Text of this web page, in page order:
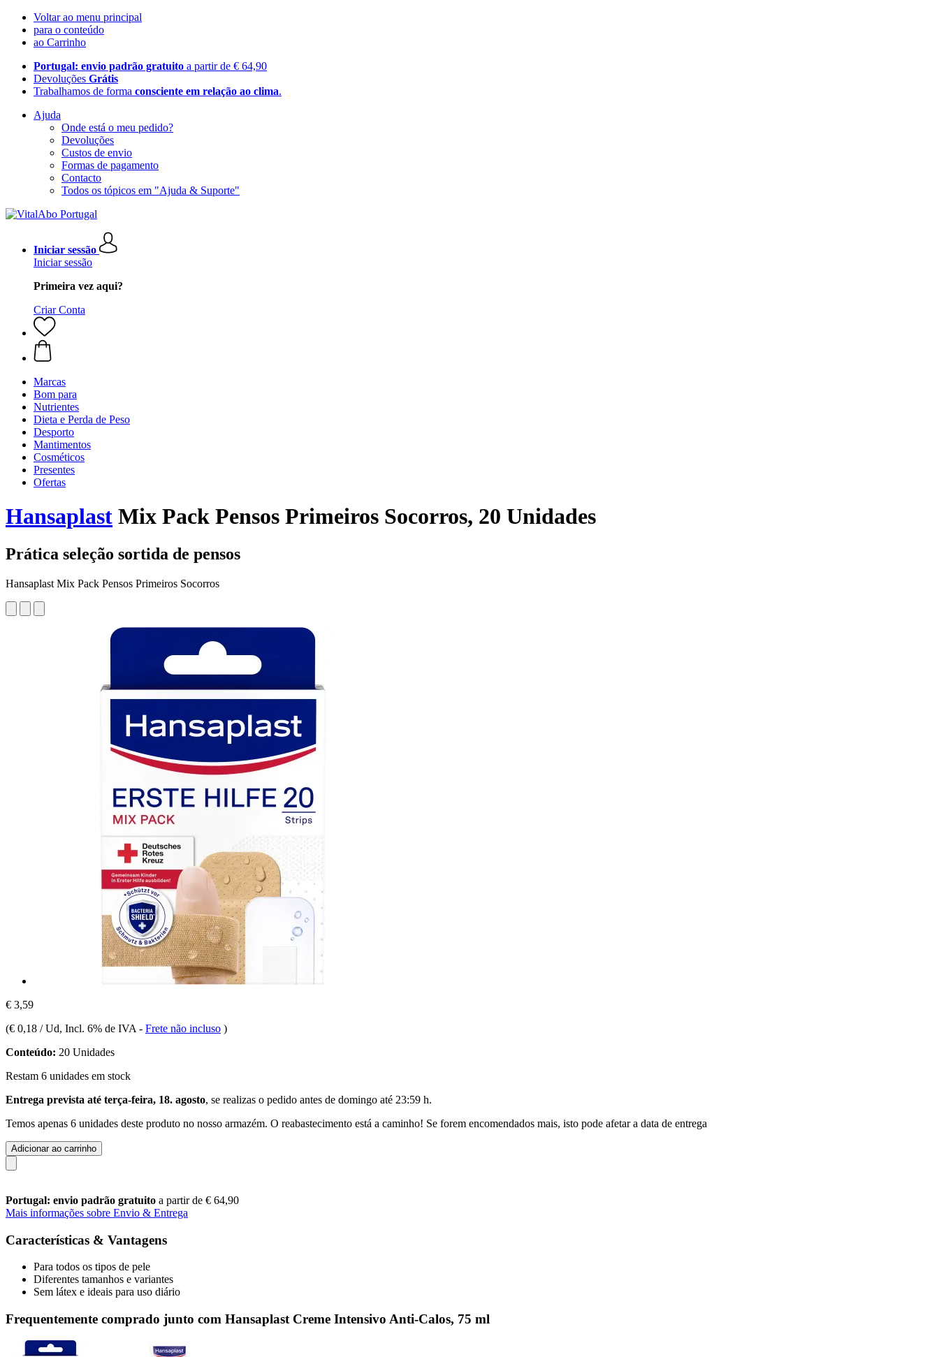
Voltar ao menu principal
para o conteúdo
ao Carrinho
Portugal: envio padrão gratuito a partir de € 64,90
Devoluções Grátis
Trabalhamos de forma consciente em relação ao clima.
Ajuda
Onde está o meu pedido?
Devoluções
Custos de envio
Formas de pagamento
Contacto
Todos os tópicos em "Ajuda & Suporte"
Iniciar sessão
Iniciar sessão
Primeira vez aqui?
Criar Conta
Marcas
Bom para
Nutrientes
Dieta e Perda de Peso
Desporto
Mantimentos
Cosméticos
Presentes
Ofertas
Hansaplast Mix Pack Pensos Primeiros Socorros, 20 Unidades
Prática seleção sortida de pensos
Hansaplast Mix Pack Pensos Primeiros Socorros
€ 3,59
(€ 0,18 / Ud, Incl. 6% de IVA - Frete não incluso )
Conteúdo: 20 Unidades
Restam 6 unidades em stock
Entrega prevista até terça-feira, 18. agosto, se realizas o pedido antes de domingo até 23:59 h.
Temos apenas 6 unidades deste produto no nosso armazém. O reabastecimento está a caminho! Se forem encomendados mais, isto pode afetar a data de entrega
Adicionar ao carrinho
Portugal: envio padrão gratuito a partir de € 64,90
Mais informações sobre Envio & Entrega
Características & Vantagens
Para todos os tipos de pele
Diferentes tamanhos e variantes
Sem látex e ideais para uso diário
Frequentemente comprado junto com Hansaplast Creme Intensivo Anti-Calos, 75 ml